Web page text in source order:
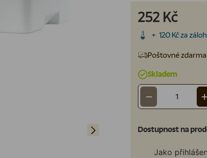
Další
252 Kč
+ 120 Kč za
Poštovné zdarma
Skladem
Množství
- +
Dostupnost na
Jako